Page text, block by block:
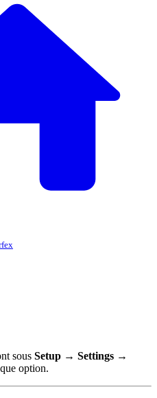
sous Setup → Settings →
option.